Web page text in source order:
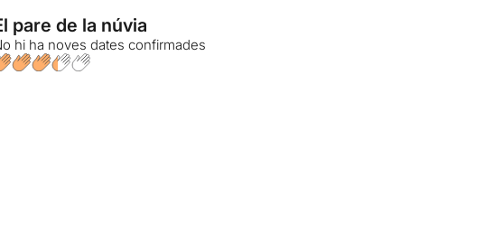
pare de la núvia
hi ha noves dates confirmades